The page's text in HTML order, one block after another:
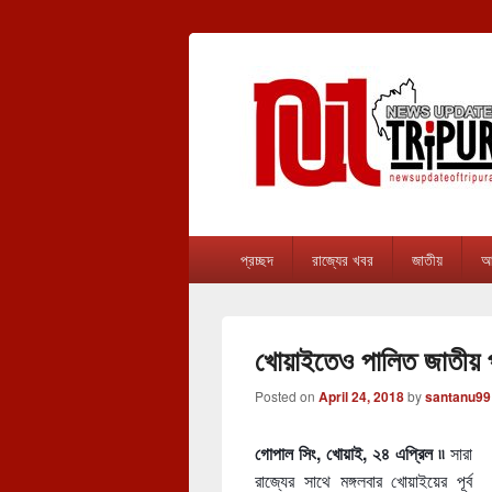
প্রচ্ছদ রাজ্যের খবর জাতীয়
খোয়াইতেও পালিত জাতীয়
Posted on April 24, 2018bysantanu99
গোপাল সিং, খোয়াই, ২৪ এপ্রিল ৷৷ সারা
রাজ্যের সাথে মঙ্গলবার খোয়াইয়ের পূর্ব